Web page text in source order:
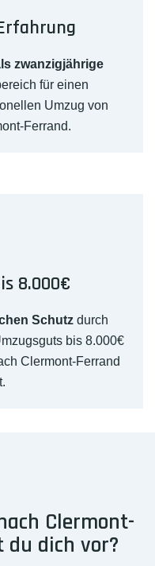
zwanzigjährige
für einen
Umzug von
Ferrand.
8.000€
Schutz durch
bis 8.000€
Clermont-Ferrand
Clermont-
du dich vor?